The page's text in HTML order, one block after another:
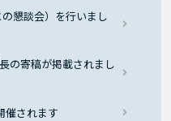
懇談会）を行いまし
の寄稿が掲載されまし
催されます